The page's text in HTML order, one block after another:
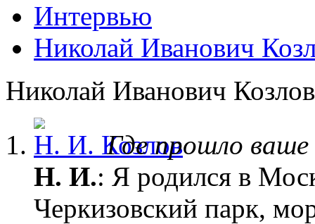
Интервью
Николай Иванович
Николай Иванович
Где прошло
Н. И.: Я родился в
Черкизовский парк,